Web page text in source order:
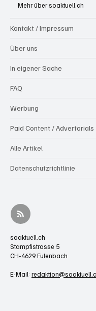
Mehr über soaktuell.ch
Kontakt / Impressum
Über uns
In eigener Sache
FAQ
Werbung
Paid Content / Advertorials
Alle Artikel
Datenschutzrichtlinie
soaktuell.ch
Stampfistrasse 5
CH-4629 Fulenbach
E-Mail: